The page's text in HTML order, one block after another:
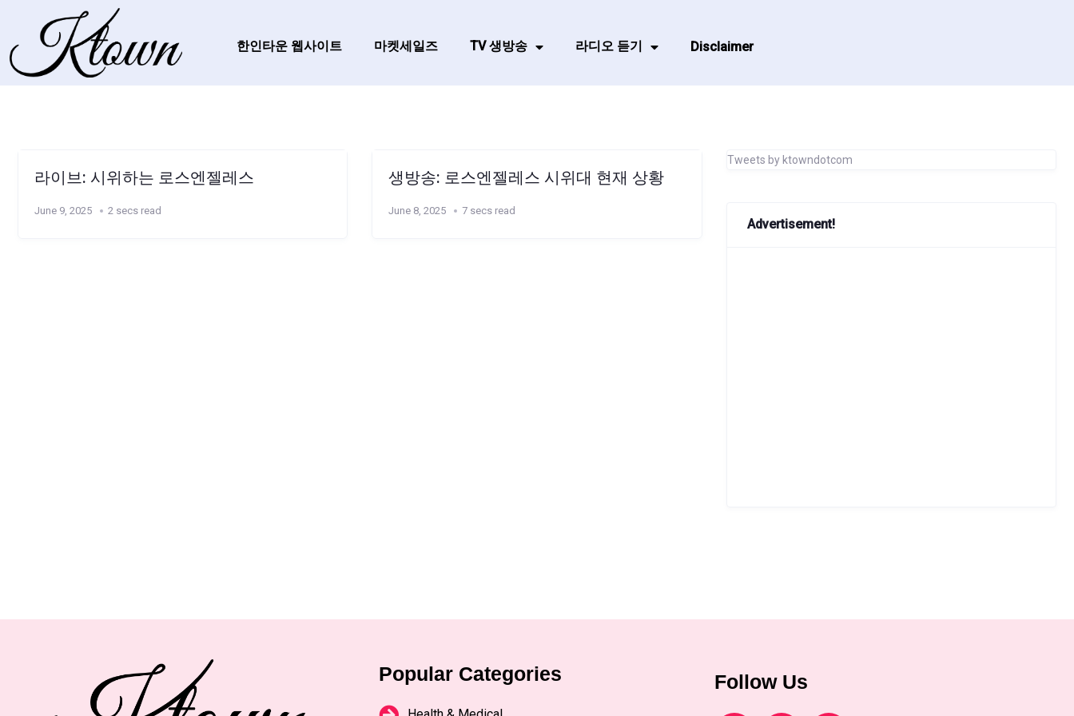
한인타운 웹사이트 마켓세일즈 TV 생방송 라디오 듣기 Disclaimer
라이브: 시위하는 로스엔젤레스
June 9, 2025 2 secs read
생방송: 로스엔젤레스 시위대 현재 상황
June 8, 2025 7 secs read
Tweets by ktowndotcom
Advertisement!
Popular Categories Follow Us